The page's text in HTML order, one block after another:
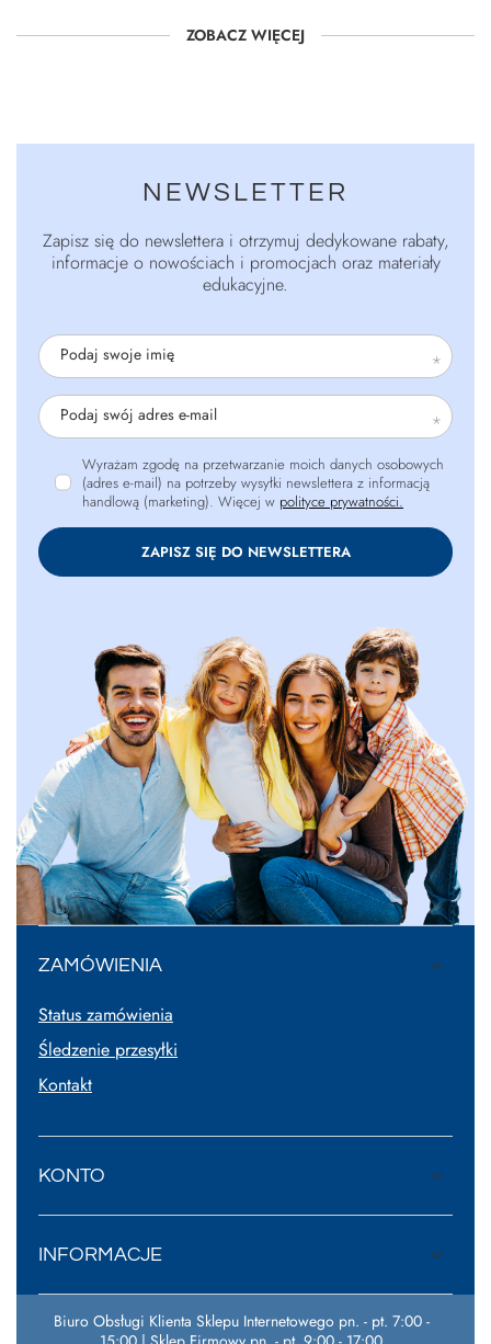
ZOBACZ WIĘCEJ
NEWSLETTER
Zapisz się do newslettera i otrzymuj dedykowane rabaty,
informacje o nowościach i promocjach oraz materiały
edukacyjne.
Podaj swoje imię
Podaj swój adres e-mail
Wyrażam zgodę na przetwarzanie moich danych osobowych
(adres e-mail) na potrzeby wysyłki newslettera z informacją
handlową (marketing). Więcej w polityce prywatności.
ZAPISZ SIĘ DO NEWSLETTERA
ZAMÓWIENIA
Status zamówienia
Śledzenie przesyłki
Kontakt
KONTO
INFORMACJE
Biuro Obsługi Klienta Sklepu Internetowego pn. - pt. 7:00 -